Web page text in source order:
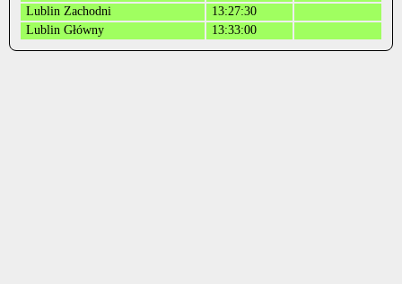
Lublin Zachodni
13:27:30
Lublin Główny
13:33:00